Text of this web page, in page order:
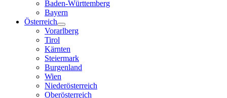
Baden-Württemberg
Bayern
Österreich
Vorarlberg
Tirol
Kärnten
Steiermark
Burgenland
Wien
Niederösterreich
Oberösterreich